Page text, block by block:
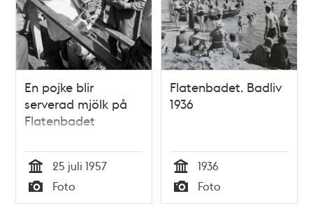
En pojke blir
serverad mjölk på
Flatenbadet
Tid
25 juli 1957
Typ
Foto
Flatenbadet. Badliv
1936
Tid
1936
Typ
Foto